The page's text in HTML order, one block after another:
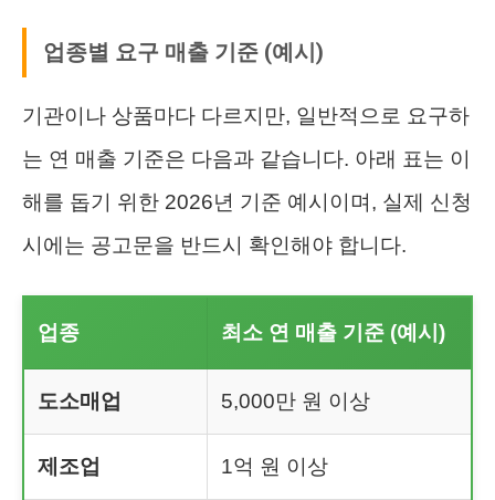
업종별 요구 매출 기준 (예시)
기관이나 상품마다 다르지만, 일반적으로 요구하
는 연 매출 기준은 다음과 같습니다. 아래 표는 이
해를 돕기 위한 2026년 기준 예시이며, 실제 신청
시에는 공고문을 반드시 확인해야 합니다.
업종 최소 연 매출 기준 (예시)
도소매업 5,000만 원 이상
제조업 1억 원 이상